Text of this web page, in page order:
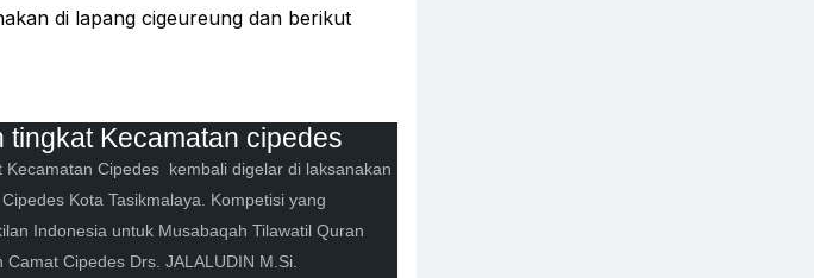
di lapang cigeureung dan berikut
tingkat Kecamatan cipedes
Kecamatan Cipedes kembali digelar di laksanakan
Kota Tasikmalaya. Kompetisi yang
Indonesia untuk Musabaqah Tilawatil Quran
Cipedes Drs. JALALUDIN M.Si.